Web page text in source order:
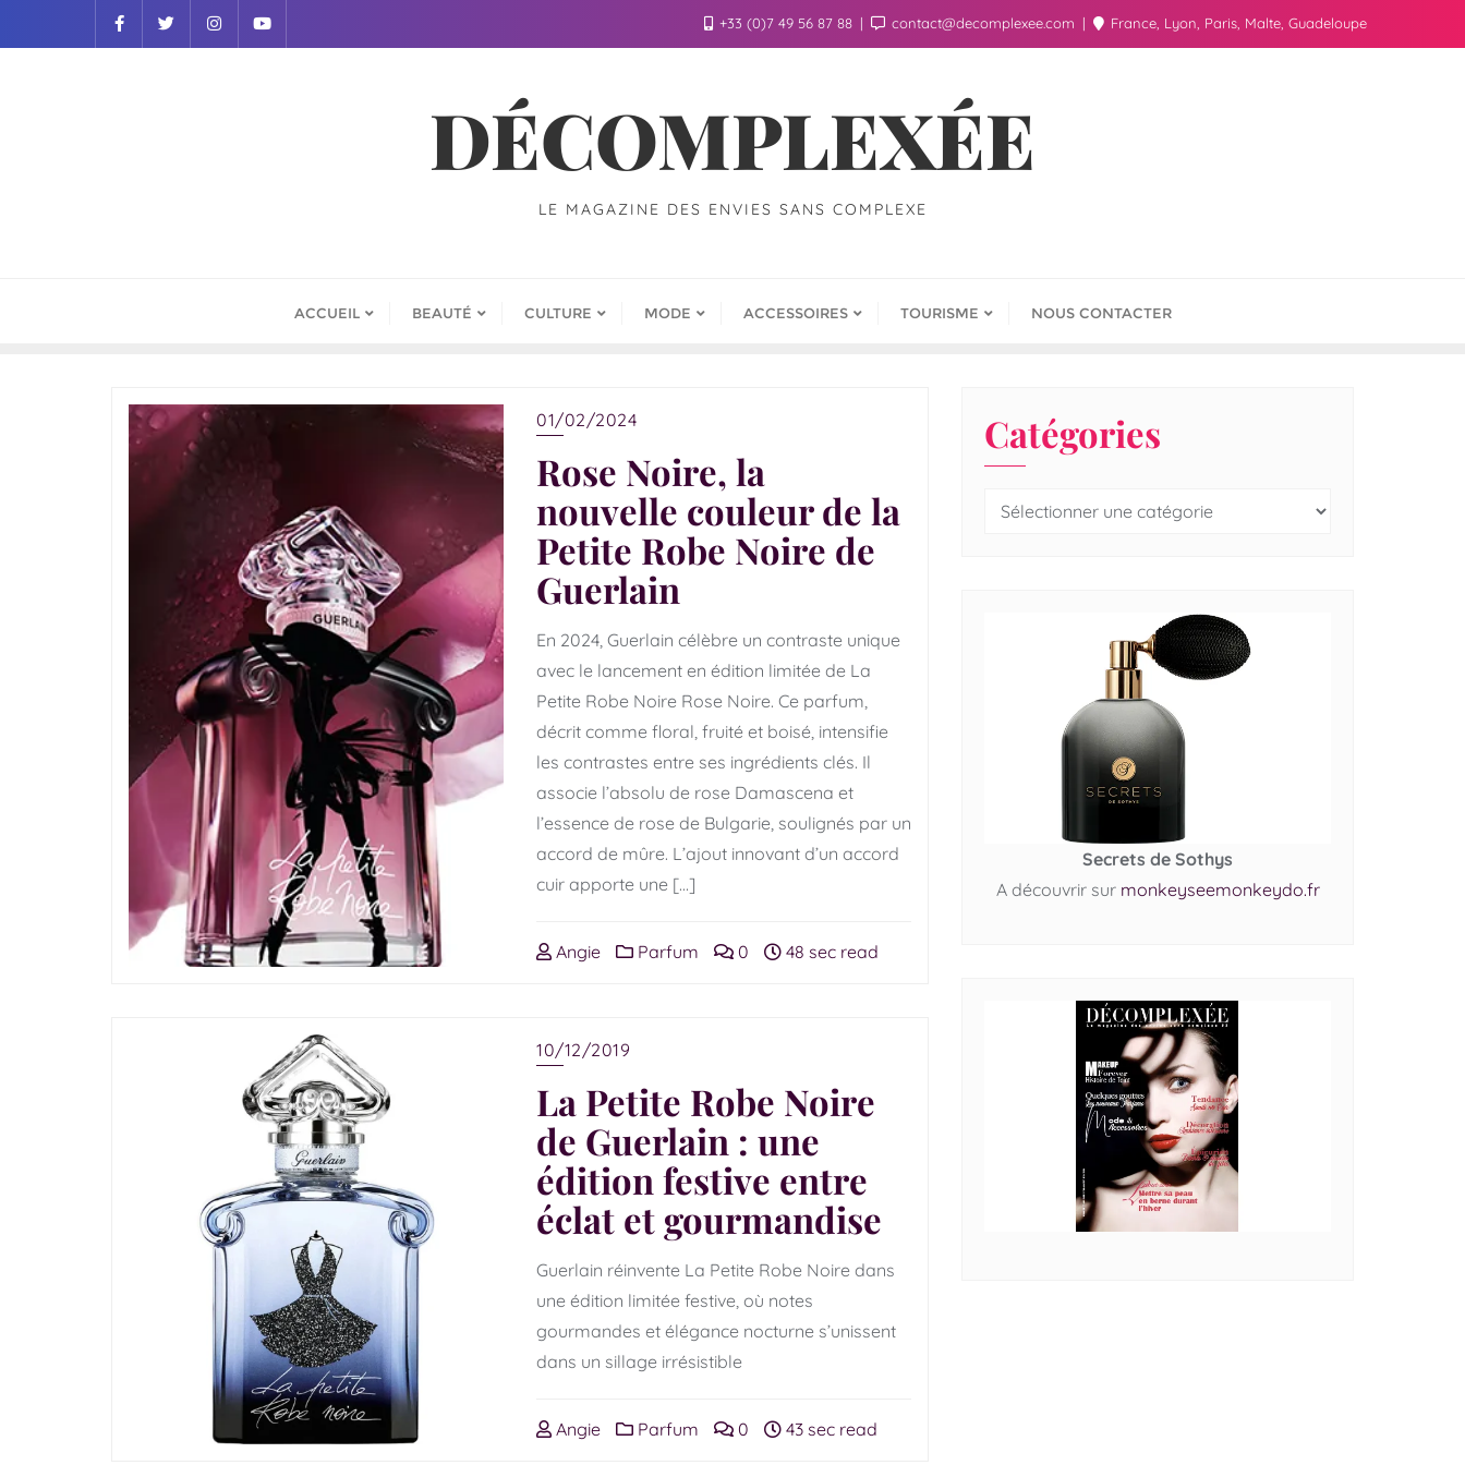
+33 (0)7 49 56 87 88 contact@decomplexee.com France, Lyon, Paris, Malte, Guadeloupe
DÉCOMPLEXÉE
LE MAGAZINE DES ENVIES SANS COMPLEXE
ACCUEIL BEAUTÉ CULTURE MODE ACCESSOIRES TOURISME NOUS CONTACTER
01/02/2024
Rose Noire, la
nouvelle couleur de la
Petite Robe Noire de
Guerlain
En 2024, Guerlain célèbre un contraste unique
avec le lancement en édition limitée de La
Petite Robe Noire Rose Noire. Ce parfum,
décrit comme floral, fruité et boisé, intensifie
les contrastes entre ses ingrédients clés. Il
associe l’absolu de rose Damascena et
l’essence de rose de Bulgarie, soulignés par un
accord de mûre. L’ajout innovant d’un accord
cuir apporte une […]
Angie Parfum 0 48 sec read
10/12/2019
La Petite Robe Noire
de Guerlain : une
édition festive entre
éclat et gourmandise
Guerlain réinvente La Petite Robe Noire dans
une édition limitée festive, où notes
gourmandes et élégance nocturne s’unissent
dans un sillage irrésistible
Angie Parfum 0 43 sec read
Catégories
Secrets de Sothys
A découvrir sur monkeyseemonkeydo.fr